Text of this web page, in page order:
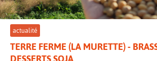
actualité
TERRE FERME (LA MURETTE) -